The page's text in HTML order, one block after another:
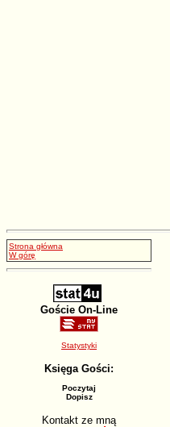
Strona główna
W górę
Goście On-Line
Statystyki
Księga Gości:
Poczytaj
Dopisz
Kontakt ze mną